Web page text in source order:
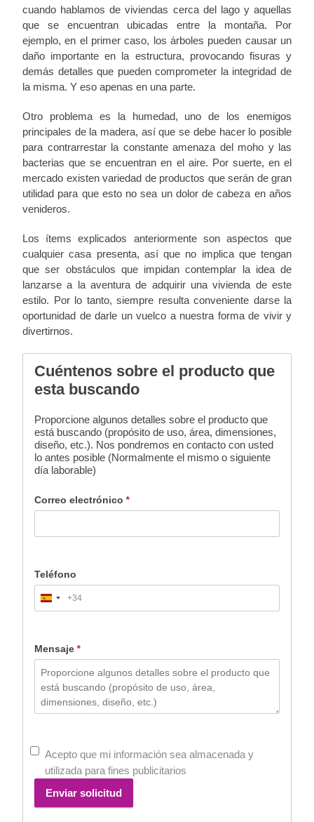
cuando hablamos de viviendas cerca del lago y aquellas
que se encuentran ubicadas entre la montaña. Por
ejemplo, en el primer caso, los árboles pueden causar un
daño importante en la estructura, provocando fisuras y
demás detalles que pueden comprometer la integridad de
la misma. Y eso apenas en una parte.
Otro problema es la humedad, uno de los enemigos
principales de la madera, así que se debe hacer lo posible
para contrarrestar la constante amenaza del moho y las
bacterias que se encuentran en el aire. Por suerte, en el
mercado existen variedad de productos que serán de gran
utilidad para que esto no sea un dolor de cabeza en años
venideros.
Los ítems explicados anteriormente son aspectos que
cualquier casa presenta, así que no implica que tengan
que ser obstáculos que impidan contemplar la idea de
lanzarse a la aventura de adquirir una vivienda de este
estilo. Por lo tanto, siempre resulta conveniente darse la
oportunidad de darle un vuelco a nuestra forma de vivir y
divertirnos.
Cuéntenos sobre el producto que
esta buscando
Proporcione algunos detalles sobre el producto que
está buscando (propósito de uso, área, dimensiones,
diseño, etc.). Nos pondremos en contacto con usted
lo antes posible (Normalmente el mismo o siguiente
día laborable)
Correo electrónico *
Teléfono
Spain
+34
+34
Mensaje*
Acepto que mi información sea almacenada y
utilizada para fines publicitarios
Enviar solicitud